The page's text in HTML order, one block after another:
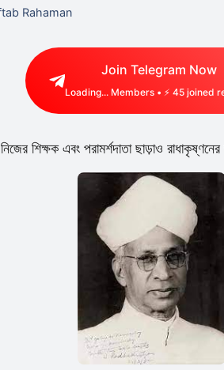
Rahaman
Join Telegram Now
Loading...Members • ⚡ 45joined
শিক্ষক এবং পরামর্শদাতা ছাড়াও